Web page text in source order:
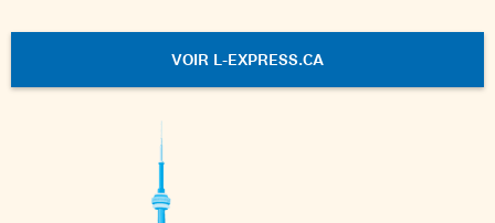
VOIR L-EXPRESS.CA